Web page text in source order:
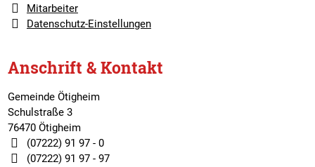
Mitarbeiter
Datenschutz-Einstellungen
Anschrift & Kontakt
Gemeinde Ötigheim
Schulstraße 3
76470 Ötigheim
(07222) 91 97 - 0
(07222) 91 97 - 97